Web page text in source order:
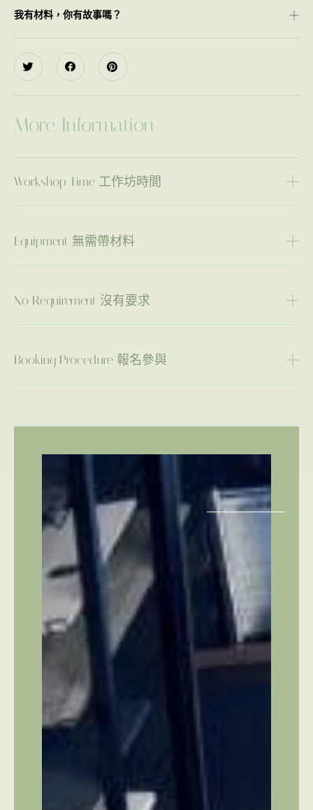
我有材料，你有故事嗎？
More Information
Workshop Time 工作坊時間
Equipment 無需帶材料
No Requirement 沒有要求
Booking Procedure 報名參與